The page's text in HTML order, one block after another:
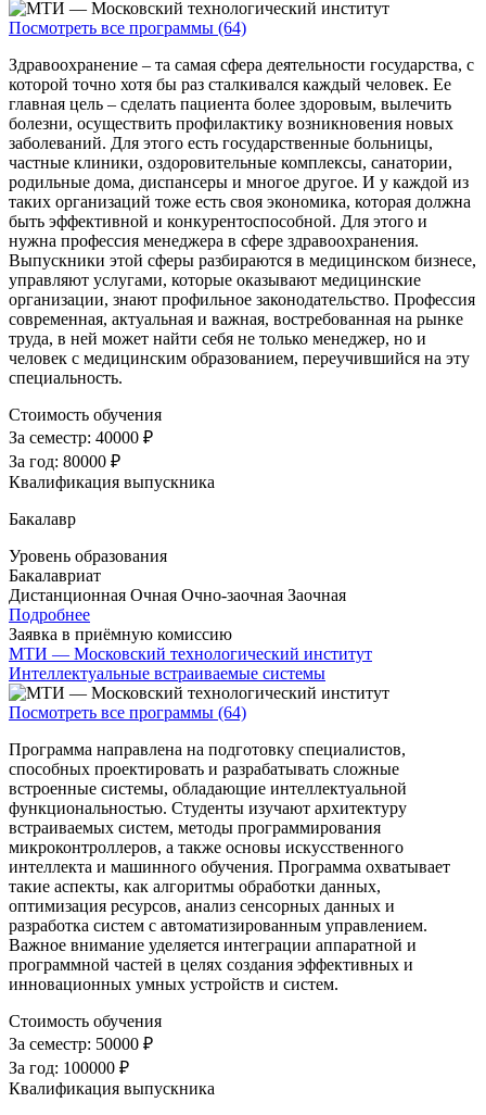
Посмотреть все программы (64)
Здравоохранение – та самая сфера деятельности государства, с
которой точно хотя бы раз сталкивался каждый человек. Ее
главная цель – сделать пациента более здоровым, вылечить
болезни, осуществить профилактику возникновения новых
заболеваний. Для этого есть государственные больницы,
частные клиники, оздоровительные комплексы, санатории,
родильные дома, диспансеры и многое другое. И у каждой из
таких организаций тоже есть своя экономика, которая должна
быть эффективной и конкурентоспособной. Для этого и
нужна профессия менеджера в сфере здравоохранения.
Выпускники этой сферы разбираются в медицинском бизнесе,
управляют услугами, которые оказывают медицинские
организации, знают профильное законодательство. Профессия
современная, актуальная и важная, востребованная на рынке
труда, в ней может найти себя не только менеджер, но и
человек с медицинским образованием, переучившийся на эту
специальность.
Стоимость обучения
За семестр: 40000 ₽
За год: 80000 ₽
Квалификация выпускника
Бакалавр
Уровень образования
Бакалавриат
Дистанционная Очная Очно-заочная Заочная
Подробнее
Заявка в приёмную комиссию
МТИ — Московский технологический институт
Интеллектуальные встраиваемые системы
Посмотреть все программы (64)
Программа направлена на подготовку специалистов,
способных проектировать и разрабатывать сложные
встроенные системы, обладающие интеллектуальной
функциональностью. Студенты изучают архитектуру
встраиваемых систем, методы программирования
микроконтроллеров, а также основы искусственного
интеллекта и машинного обучения. Программа охватывает
такие аспекты, как алгоритмы обработки данных,
оптимизация ресурсов, анализ сенсорных данных и
разработка систем с автоматизированным управлением.
Важное внимание уделяется интеграции аппаратной и
программной частей в целях создания эффективных и
инновационных умных устройств и систем.
Стоимость обучения
За семестр: 50000 ₽
За год: 100000 ₽
Квалификация выпускника